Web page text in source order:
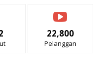
22,800
Pelanggan